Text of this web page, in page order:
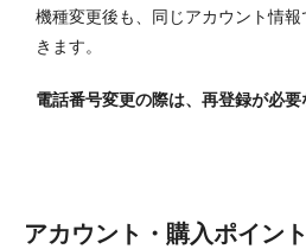
機種変更後も、同じアカウント情
きます。
電話番号変更の際は、再登録が必要
アカウント・購入ポイン